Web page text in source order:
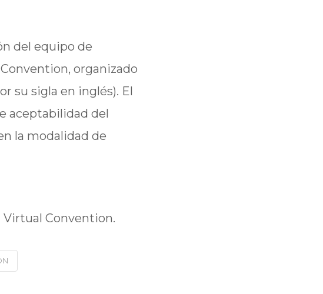
del equipo de
organizado
su sigla en inglés). El
aceptabilidad del
la modalidad de
Virtual Convention.